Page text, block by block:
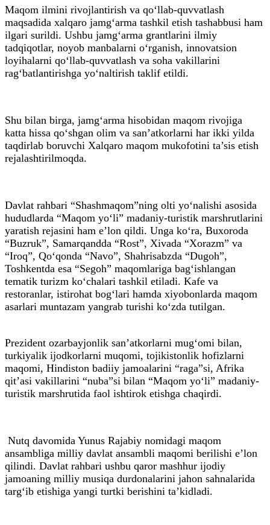
Maqom ilmini rivojlantirish va qo‘llab-quvvatlash
maqsadida xalqaro jamg‘arma tashkil etish tashabbusi ham
ilgari surildi. Ushbu jamg‘arma grantlarini ilmiy
tadqiqotlar, noyob manbalarni o‘rganish, innovatsion
loyihalarni qo‘llab-quvvatlash va soha vakillarini
rag‘batlantirishga yo‘naltirish taklif etildi.
Shu bilan birga, jamg‘arma hisobidan maqom rivojiga
katta hissa qo‘shgan olim va san’atkorlarni har ikki yilda
taqdirlab boruvchi Xalqaro maqom mukofotini ta’sis etish
rejalashtirilmoqda.
Davlat rahbari “Shashmaqom”ning olti yo‘nalishi asosida
hududlarda “Maqom yo‘li” madaniy-turistik marshrutlarini
yaratish rejasini ham e’lon qildi. Unga ko‘ra, Buxoroda
“Buzruk”, Samarqandda “Rost”, Xivada “Xorazm” va
“Iroq”, Qo‘qonda “Navo”, Shahrisabzda “Dugoh”,
Toshkentda esa “Segoh” maqomlariga bag‘ishlangan
tematik turizm ko‘chalari tashkil etiladi. Kafe va
restoranlar, istirohat bog‘lari hamda xiyobonlarda maqom
asarlari muntazam yangrab turishi ko‘zda tutilgan.
Prezident ozarbayjonlik san’atkorlarni mug‘omi bilan,
turkiyalik ijodkorlarni muqomi, tojikistonlik hofizlarni
maqomi, Hindiston badiiy jamoalarini “raga”si, Afrika
qit’asi vakillarini “nuba”si bilan “Maqom yo‘li” madaniy-
turistik marshrutida faol ishtirok etishga chaqirdi.
Nutq davomida Yunus Rajabiy nomidagi maqom
ansambliga milliy davlat ansambli maqomi berilishi e’lon
qilindi. Davlat rahbari ushbu qaror mashhur ijodiy
jamoaning milliy musiqa durdonalarini jahon sahnalarida
targ‘ib etishiga yangi turtki berishini ta’kidladi.